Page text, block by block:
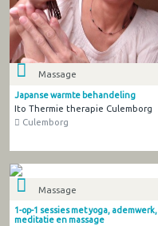
Massage
Japanse warmte behandeling
Ito Thermie therapie Culemborg
Culemborg
Massage
1-op-1 sessies met yoga, ademwerk,
meditatie en massage